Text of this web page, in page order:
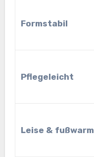
Formstabil
Pflegeleicht
Leise & fußwarm